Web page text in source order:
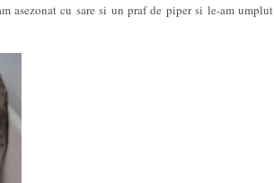
asezonat cu sare si un praf de piper si le-am umplut